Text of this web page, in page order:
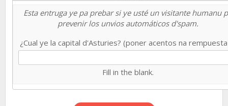
Esta entruga ye pa prebar si ye usté un visitante humanu
prevenir los unvios automáticos d'spam.
¿Cual ye la capital d'Asturies? (poner acentos na
Fill in the blank.